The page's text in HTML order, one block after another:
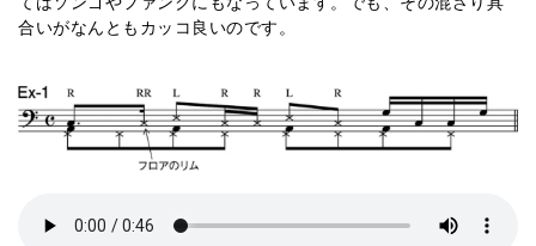
合いがなんともカッコ良いのです。